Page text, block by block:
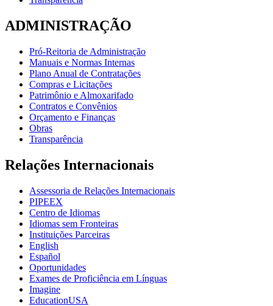
ADMINISTRAÇÃO
Pró-Reitoria de Administração
Manuais e Normas Internas
Plano Anual de Contratações
Compras e Licitações
Patrimônio e Almoxarifado
Contratos e Convênios
Orçamento e Finanças
Obras
Transparência
Relações Internacionais
Assessoria de Relações Internacionais
PIPEEX
Centro de Idiomas
Idiomas sem Fronteiras
Instituições Parceiras
English
Español
Oportunidades
Exames de Proficiência em Línguas
Imagine
EducationUSA